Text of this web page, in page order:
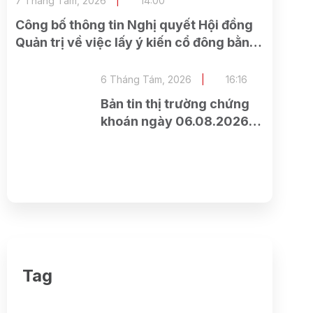
Công bố thông tin Nghị quyết Hội đồng
Quản trị về việc lấy ý kiến cổ đông bằng
Bản tin thị trường chứng
khoán ngày 06.08.2026 –
6 Tháng Tám, 2026 16:16
Tag